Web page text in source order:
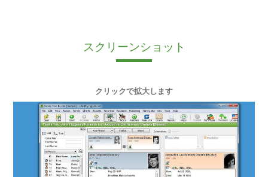
スクリーンショット
クリックで拡大します